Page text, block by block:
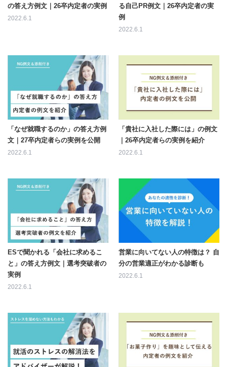
の答え方例文｜26卒内定者の実例
2022.6.1
る自己PR例文｜26卒内定者の実
例
2022.6.1
「なぜ就職するのか」の答え方例
文｜27卒内定者らの実例を公開
2022.6.1
「貴社に入社した際には」の例文
｜26卒内定者らの実例を紹介
2022.6.1
ESで聞かれる「会社に求めるこ
と」の答え方例文｜選考突破者の
実例
2022.6.1
営業に向いてない人の特徴は？ 自
分の営業適正がわかる診断も
2022.6.1